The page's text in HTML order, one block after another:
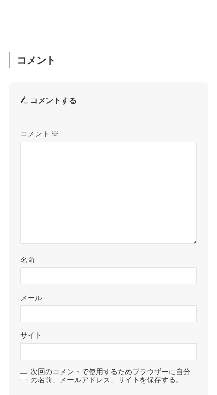
コメント
コメントする
コメント ※
名前
メール
サイト
次回のコメントで使用するためブラウザーに自分
の名前、メールアドレス、サイトを保存する。